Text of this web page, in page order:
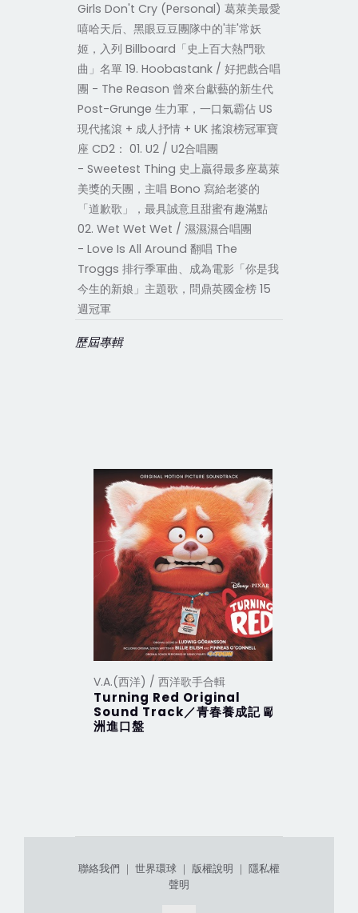
Girls Don't Cry (Personal) 葛萊美最愛
嘻哈天后、黑眼豆豆團隊中的'菲'常妖
姬，入列 Billboard「史上百大熱門歌
曲」名單 19. Hoobastank / 好把戲合唱
團 - The Reason 曾來台獻藝的新生代
Post-Grunge 生力軍，一口氣霸佔 US
現代搖滾 + 成人抒情 + UK 搖滾榜冠軍寶
座 CD2： 01. U2 / U2合唱團
- Sweetest Thing 史上贏得最多座葛萊
美獎的天團，主唱 Bono 寫給老婆的
「道歉歌」，最具誠意且甜蜜有趣滿點
02. Wet Wet Wet / 濕濕濕合唱團
- Love Is All Around 翻唱 The
Troggs 排行季軍曲、成為電影「你是我
今生的新娘」主題歌，問鼎英國金榜 15
週冠軍
歷屆專輯
V.A.(西洋) / 西洋歌手合輯
Turning Red Original
Sound Track／青春養成記 歐
洲進口盤
聯絡我們 ｜ 世界環球 ｜ 版權說明 ｜ 隱私權
聲明